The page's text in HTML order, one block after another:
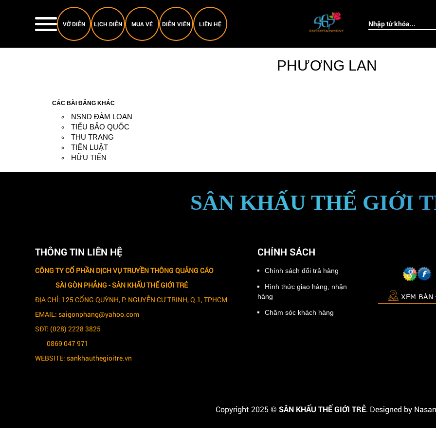
VỞ DIỄN LỊCH DIỄN MUA VÉ DIỄN VIÊN LIÊN HỆ
PHƯƠNG LAN
CÁC BÀI ĐĂNG KHÁC
NSND ĐÀM LOAN
TIỂU BẢO QUỐC
THU TRANG
TIẾN LUẬT
HỮU TIẾN
SÂN KHẤU THẾ GIỚI
THÔNG TIN LIÊN HỆ
CÔNG TY CỔ PHẦN DỊCH VỤ TRUYỀN THÔNG QUẢNG CÁO
SÀI GÒN PHẲNG -SÂN KHẤU THẾ GIỚI TRẺ
ĐỊA CHỈ: 125 CỐNG QUỲNH, P. NGUYỄN CƯ TRINH, Q.1, TPHCM
EMAIL: saigonphang@yahoo.com
SĐT: (028) 2228 3825
0869 047 971
WEBSITE: sankhauthegioitre.vn
CHÍNH SÁCH
Chính sách đổi trả hàng
Hình thức giao hàng, nhận
hàng
Chăm sóc khách hàng
XEM BẢN
Copyright 2025 © SÂN KHẤU THẾ GIỚI TRẺ. Designed by